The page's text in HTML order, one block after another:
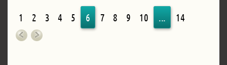
1 2 3 4 5 6 7 8 9 10 ... 14